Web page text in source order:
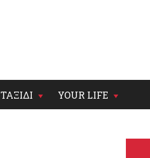
ΤΑΞΙΔΙ YOUR LIFE